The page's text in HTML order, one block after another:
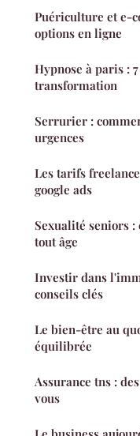
Puériculture et e-
options en ligne
Hypnose à paris :
transformation
Serrurier :
urgences
Les tarifs
google ads
Sexualité seniors
tout âge
Investir dans
conseils clés
Le bien-être au
équilibrée
Assurance tns :
vous